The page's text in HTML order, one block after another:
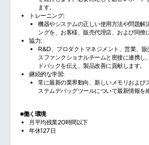
ます。
トレーニング:
機器やシステムの正しい使用方法や問題解
ングを、お客様、販売代理店、および同僚
協力:
R&D、プロダクトマネジメント、営業、販
スファンクショナルチームと密接に連携し
ドバックを伝え、製品改善に貢献します。
継続的な学習:
常に最新の業界動向、新しいメモリおよび
ステムデバッグツールについて最新情報を
■働く環境
月平均残業20時間以下
年休127日